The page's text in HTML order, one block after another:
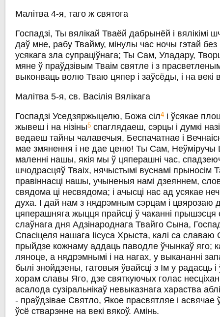
Малітва 4-я, таго ж святога
Госпадзі, Ты вялікай Тваёй дабрынёй і вялікімі
даў мне, рабу Твайму, мінулы час ночы гэтай без
усякага зла супраціўнага; Ты Сам, Уладару,
мяне ў праўдзівым Тваім святле і з
выконваць волю Тваю цяпер і заўсёды, і на векі
Малітва 5-я, св. Васілія Вялікага
Госпадзі Уседзяржыцелю, Божа сіл4 і ўсякае
жывеш і на нізіны5 спаглядаеш, сэрцы і думкі
ведаеш тайны чалавечыя, Беспачатнае і
мае змянення і не дае ценю! Ты Сам, Неўміручы
маленні нашы, якія мы ў цяперашні час,
шчодрасцяў Тваіх, нячыстымі вуснамі прыносім
правіннасці нашы, учыненыя намі дзеяннем,
свядома ці несвядома; і ачысці нас ад усякае
духа. I дай нам з нядрэмным сэрцам і цвярозаю
цяперашняга жыцця прайсці ў чаканні прышэсця
слаўнага дня Адзінароднага Твайго Сына,
Спасіцеля нашага Іісуса Хрыста, калі са славаю
прыйдзе кожнаму аддаць паводле ўчынкаў яго;
ляноце, а нядрэмнымі і на нагах, у выкананні
былі знойдзены, гатовыя ўвайсці з Ім у радасць
хорам славы Яго, дзе святкуючых голас
асалода сузіральнікаў невыказнага хараства
- праўдзівае Святло, Якое прасвятляе і асвячае
ўсё стварэнне на векі вякоў. Амінь.